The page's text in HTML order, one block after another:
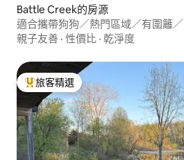
Battle Creek的房源
適合攜帶狗狗／熱門區域／有圍籬
親子友善 · 性價比 · 乾淨度
旅客精選榜首
旅客精選